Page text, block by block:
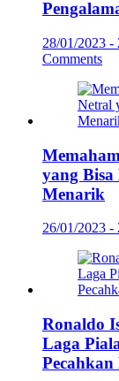
28/01/2023 -
Comments
yang
Menarik
26/01/2023 -
Ronaldo
Laga